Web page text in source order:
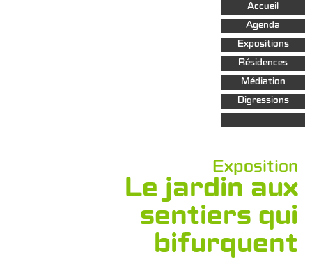
Aller au
contenu
principal
Accueil
Agenda
Expositions
Résidences
Médiation
Digressions
Exposition
Le jardin aux
sentiers qui
bifurquent